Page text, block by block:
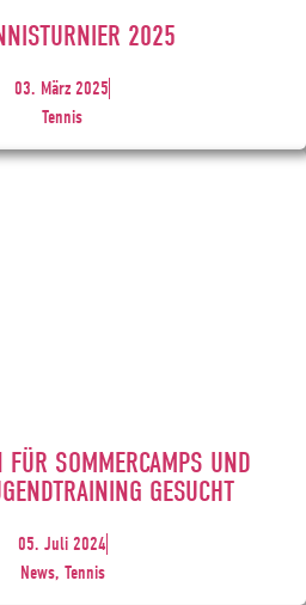
2025
03. März 2025
Tennis
SOMMERCAMPS UND
GESUCHT
05. Juli 2024
News, Tennis